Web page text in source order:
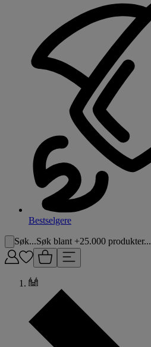
Bestselgere
Søk...Søk blant +25.000 produkter...